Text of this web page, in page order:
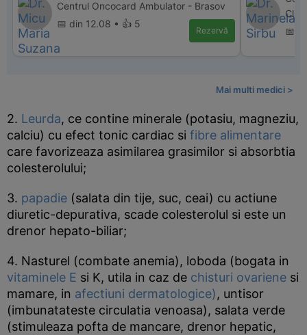
Centrul Oncocard Ambulator - Brasov
📅 din 12.08 • 👍 5
Rezervă
📅
Mai multi medici >
2. Leurda, ce contine minerale (potasiu, magneziu,
calciu) cu efect tonic cardiac si fibre alimentare
care favorizeaza asimilarea grasimilor si absorbtia
colesterolului;
3. papadie (salata din tije, suc, ceai) cu actiune
diuretic-depurativa, scade colesterolul si este un
drenor hepato-biliar;
4. Nasturel (combate anemia), loboda (bogata in
vitaminele E si K, utila in caz de chisturi ovariene si
mamare, in afectiuni dermatologice), untisor
(imbunatateste circulatia venoasa), salata verde
(stimuleaza pofta de mancare, drenor hepatic,